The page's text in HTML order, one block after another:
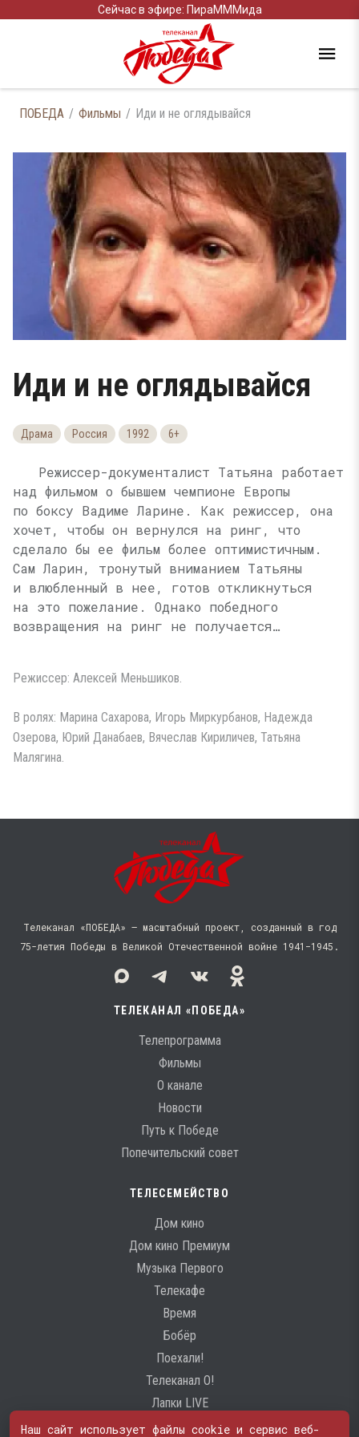
Сейчас в эфире: ПираМММида
ПОБЕДА Фильмы Иди и не оглядывайся
Иди и не оглядывайся
Драма Россия 1992 6+
Режиссер-документалист Татьяна работает
над фильмом о бывшем чемпионе Европы
по боксу Вадиме Ларине. Как режиссер, она
хочет, чтобы он вернулся на ринг, что
сделало бы ее фильм более оптимистичным.
Сам Ларин, тронутый вниманием Татьяны
и влюбленный в нее, готов откликнуться
на это пожелание. Однако победного
возвращения на ринг не получается…
Режиссер: Алексей Меньшиков.
В ролях: Марина Сахарова, Игорь Миркурбанов, Надежда
Озерова, Юрий Данабаев, Вячеслав Кириличев, Татьяна
Малягина.
Телеканал «ПОБЕДА» — масштабный проект, созданный в год
75-летия Победы в Великой Отечественной войне 1941−1945.
ТЕЛЕКАНАЛ «ПОБЕДА»
Телепрограмма
Фильмы
О канале
Новости
Путь к Победе
Попечительский совет
ТЕЛЕСЕМЕЙСТВО
Дом кино
Дом кино Премиум
Музыка Первого
Телекафе
Время
Бобёр
Поехали!
Телеканал О!
Лапки LIVE
Наш сайт использует файлы cookie и сервис веб-